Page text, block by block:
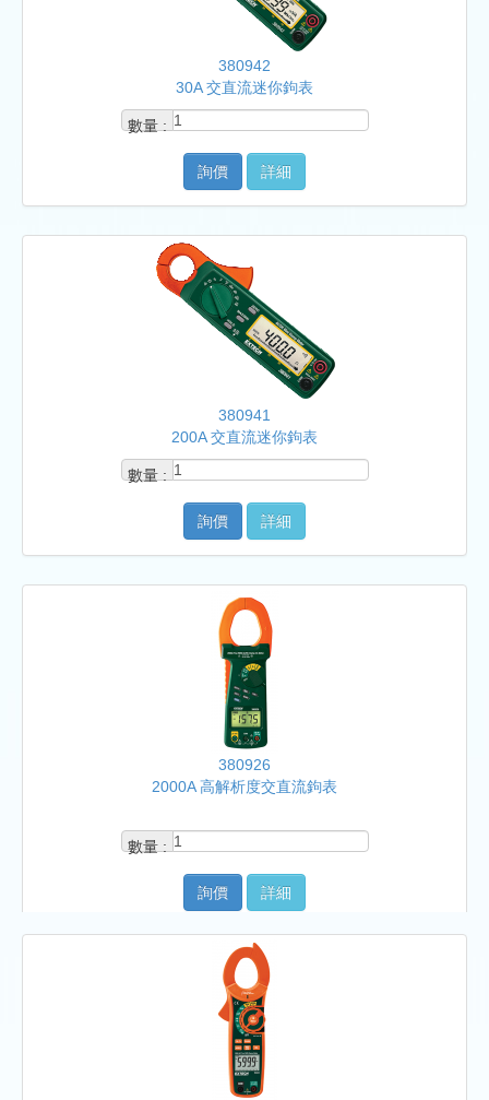
380942
30A 交直流迷你鉤表
數量 :
詢價 詳細
380941
200A 交直流迷你鉤表
數量 :
詢價 詳細
380926
2000A 高解析度交直流鉤表
數量 :
詢價 詳細